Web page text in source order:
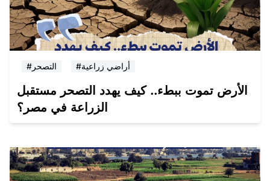
#التصحر #أراضي زراعية
الأرض تموت ببطء.. كيف يهدد التصحر مستقبل
الزراعة في مصر؟